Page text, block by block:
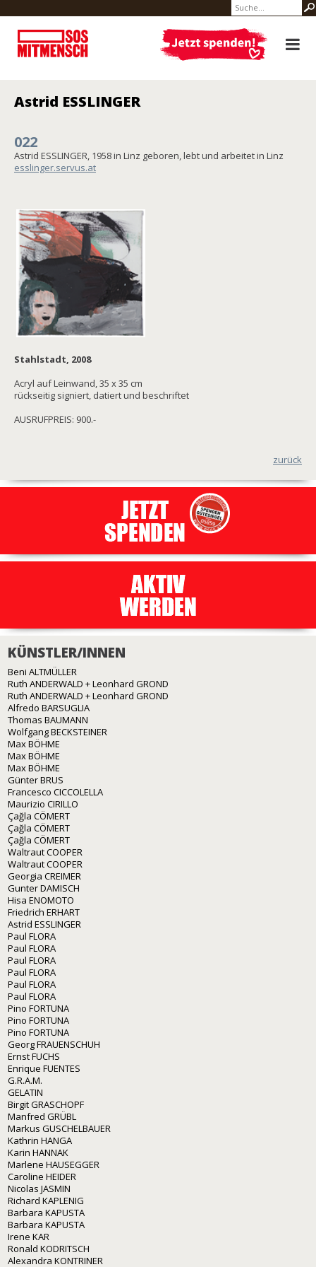
Astrid ESSLINGER
022
Astrid ESSLINGER, 1958 in Linz geboren, lebt und arbeitet in Linz
esslinger.servus.at
Stahlstadt, 2008
Acryl auf Leinwand, 35 x 35 cm
rückseitig signiert, datiert und beschriftet
AUSRUFPREIS: 900.-
zurück
KÜNSTLER/INNEN
Beni ALTMÜLLER
Ruth ANDERWALD + Leonhard GROND
Ruth ANDERWALD + Leonhard GROND
Alfredo BARSUGLIA
Thomas BAUMANN
Wolfgang BECKSTEINER
Max BÖHME
Max BÖHME
Max BÖHME
Günter BRUS
Francesco CICCOLELLA
Maurizio CIRILLO
Çağla CÖMERT
Çağla CÖMERT
Çağla CÖMERT
Waltraut COOPER
Waltraut COOPER
Georgia CREIMER
Gunter DAMISCH
Hisa ENOMOTO
Friedrich ERHART
Astrid ESSLINGER
Paul FLORA
Paul FLORA
Paul FLORA
Paul FLORA
Paul FLORA
Paul FLORA
Pino FORTUNA
Pino FORTUNA
Pino FORTUNA
Georg FRAUENSCHUH
Ernst FUCHS
Enrique FUENTES
G.R.A.M.
GELATIN
Birgit GRASCHOPF
Manfred GRÜBL
Markus GUSCHELBAUER
Kathrin HANGA
Karin HANNAK
Marlene HAUSEGGER
Caroline HEIDER
Nicolas JASMIN
Richard KAPLENIG
Barbara KAPUSTA
Barbara KAPUSTA
Irene KAR
Ronald KODRITSCH
Alexandra KONTRINER